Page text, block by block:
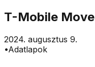
T-Mobile Move
2024. augusztus 9.
•Adatlapok